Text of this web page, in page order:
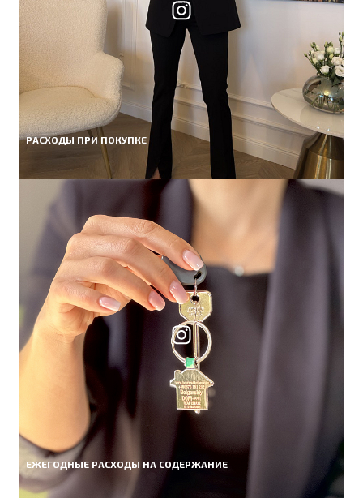
РАСХОДЫ ПРИ ПОКУПКЕ
ЕЖЕГОДНЫЕ РАСХОДЫ НА СОДЕРЖАНИЕ